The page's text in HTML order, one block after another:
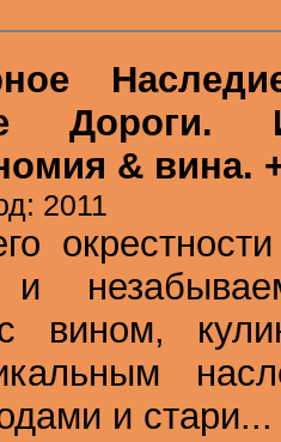
Дороги.
& вина.
2011
и
вином,
и стари...